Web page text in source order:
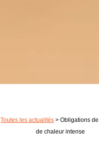
Toutes les actualités > Obligations
de chaleur intense